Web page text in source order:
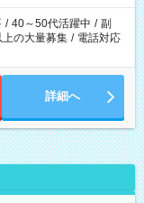
/ 40～50代活躍中 / 副
上の大量募集 / 電話対応
詳細へ